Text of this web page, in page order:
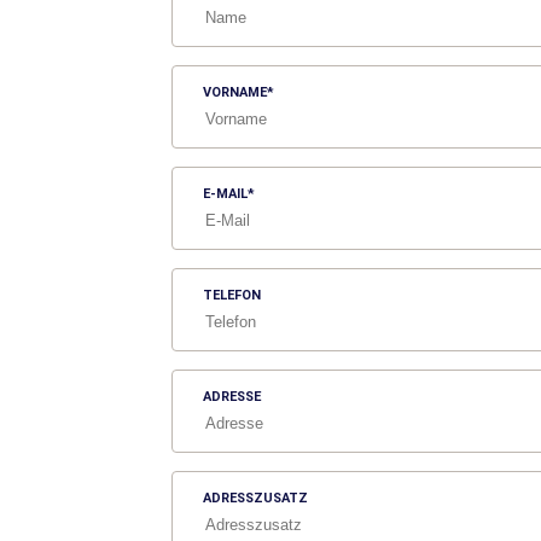
VORNAME
E-MAIL
TELEFON
ADRESSE
ADRESSZUSATZ